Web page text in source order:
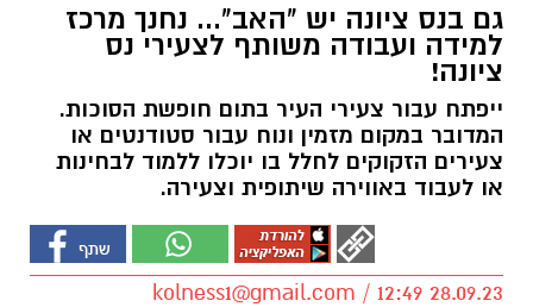
גם בנס ציונה יש "האב"... נחנך מרכז
למידה ועבודה משותף לצעירי נס
ציונה!
ייפתח עבור צעירי העיר בתום חופשת הסוכות.
המדובר במקום מזמין ונוח עבור סטודנטים או
צעירים הזקוקים לחלל בו יוכלו ללמוד לבחינות
או לעבוד באווירה שיתופית וצעירה.
kolness1@gmail.com / 12:49 28.09.23